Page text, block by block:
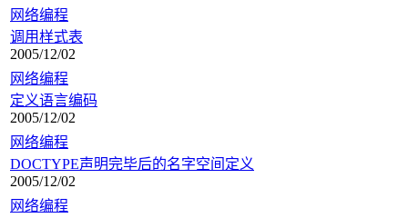
网络编程
调用样式表
2005/12/02
网络编程
定义语言编码
2005/12/02
网络编程
DOCTYPE声明完毕后的名字空间定义
2005/12/02
网络编程